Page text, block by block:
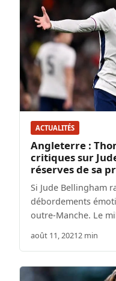
ACTUALITÉS
Angleterre :
critiques sur
réserves de sa
Si Jude Bellingham
débordements
outre-Manche. Le
août 11, 20212 min